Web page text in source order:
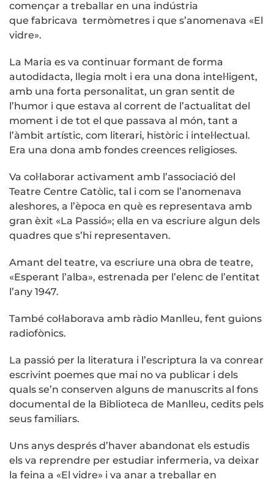
començar a treballar en una indústria
que fabricava termòmetres i que s’anomenava «El
vidre».
La Maria es va continuar formant de forma
autodidacta, llegia molt i era una dona intel·ligent,
amb una forta personalitat, un gran sentit de
l’humor i que estava al corrent de l’actualitat del
moment i de tot el que passava al món, tant a
l’àmbit artístic, com literari, històric i intel·lectual.
Era una dona amb fondes creences religioses.
Va col·laborar activament amb l’associació del
Teatre Centre Catòlic, tal i com se l’anomenava
aleshores, a l’època en què es representava amb
gran èxit «La Passió»; ella en va escriure algun dels
quadres que s’hi representaven.
Amant del teatre, va escriure una obra de teatre,
«Esperant l’alba», estrenada per l’elenc de l’entitat
l’any 1947.
També col·laborava amb ràdio Manlleu, fent guions
radiofònics.
La passió per la literatura i l’escriptura la va conrear
escrivint poemes que mai no va publicar i dels
quals se’n conserven alguns de manuscrits al fons
documental de la Biblioteca de Manlleu, cedits pels
seus familiars.
Uns anys després d’haver abandonat els estudis
els va reprendre per estudiar infermeria, va deixar
la feina a «El vidre» i va anar a treballar en